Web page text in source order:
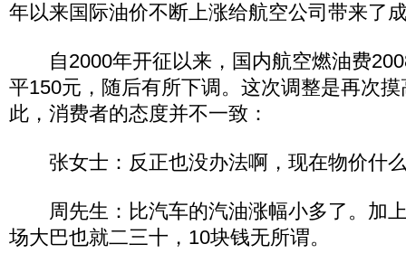
年以来国际油价不断上涨给航空公司带来了
自2000年开征以来，国内航空燃油费
平150元，随后有所下调。这次调整是再次
此，消费者的态度并不一致：
张女士：反正也没办法啊，现在物价什
周先生：比汽车的汽油涨幅小多了。加
场大巴也就二三十，10块钱无所谓。